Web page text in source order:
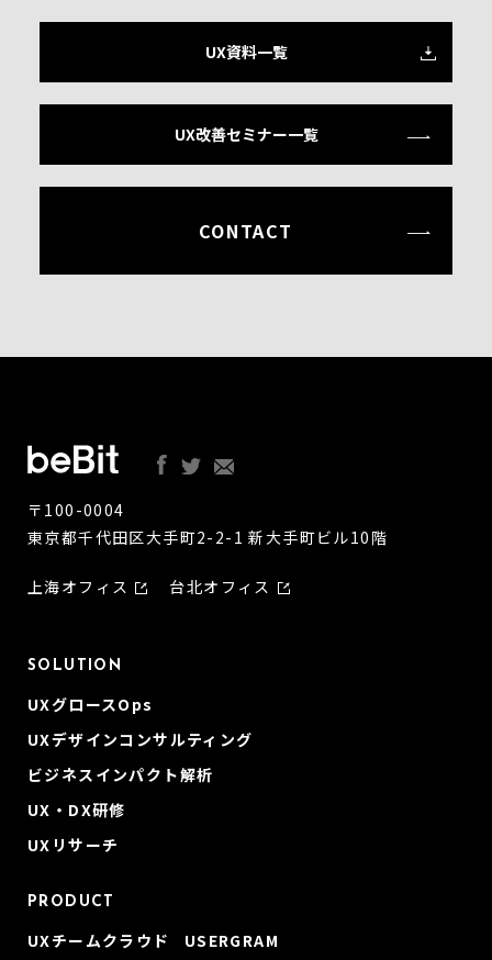
UX資料一覧
UX改善セミナー一覧
CONTACT
〒100-0004
東京都千代田区大手町2-2-1 新大手町ビル10階
上海オフィス 台北オフィス
SOLUTION
UXグロースOps
UXデザインコンサルティング
ビジネスインパクト解析
UX・DX研修
UXリサーチ
PRODUCT
UXチームクラウド USERGRAM